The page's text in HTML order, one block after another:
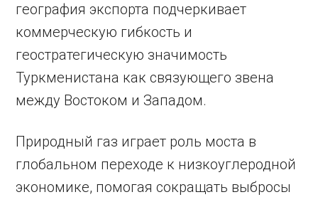
география экспорта подчеркивает
коммерческую гибкость и
геостратегическую значимость
Туркменистана как связующего звена
между Востоком и Западом.
Природный газ играет роль моста в
глобальном переходе к низкоуглеродной
экономике, помогая сокращать выбросы